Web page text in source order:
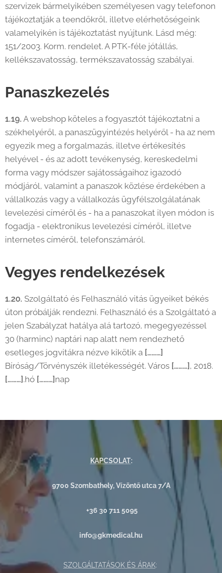
szervizek bármelyikében személyesen vagy telefonon
tájékoztatják a teendőkről, illetve elérhetőségeink
valamelyikén is tájékoztatást nyújtunk. Lásd még:
151/2003. Korm. rendelet. A PTK-féle jótállás,
kellékszavatosság, termékszavatosság szabályai.
Panaszkezelés
1.19. A webshop köteles a fogyasztót tájékoztatni a
székhelyéről, a panaszügyintézés helyéről - ha az nem
egyezik meg a forgalmazás, illetve értékesítés
helyével - és az adott tevékenység, kereskedelmi
forma vagy módszer sajátosságaihoz igazodó
módjáról, valamint a panaszok közlése érdekében a
vállalkozás vagy a vállalkozás ügyfélszolgálatának
levelezési címéről és - ha a panaszokat ilyen módon is
fogadja - elektronikus levelezési címéről, illetve
internetes címéről, telefonszámáról.
Vegyes rendelkezések
1.20. Szolgáltató és Felhasználó vitás ügyeiket békés
úton próbálják rendezni. Felhasználó és a Szolgáltató a
jelen Szabályzat hatálya alá tartozó, megegyezéssel
30 (harminc) naptári nap alatt nem rendezhető
esetleges jogvitákra nézve kikötik a [………]
Bíróság/Törvényszék illetékességét. Város [………], 2018.
[………].hó [………]nap
KAPCSOLAT:
9700 Szombathely, Vízöntő utca 7/A
+36 30 711 5095
info@gkmedical.hu
SZOLGÁLTATÁSOK ÉS ÁRAK: